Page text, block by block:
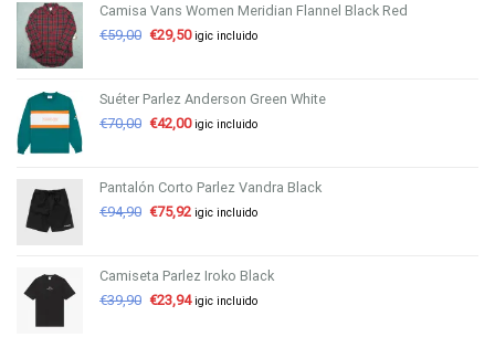
Camisa Vans Women Meridian Flannel Black Red
€59,00 €29,50 igic incluido
Suéter Parlez Anderson Green White
€70,00 €42,00 igic incluido
Pantalón Corto Parlez Vandra Black
€94,90 €75,92 igic incluido
Camiseta Parlez Iroko Black
€39,90 €23,94 igic incluido